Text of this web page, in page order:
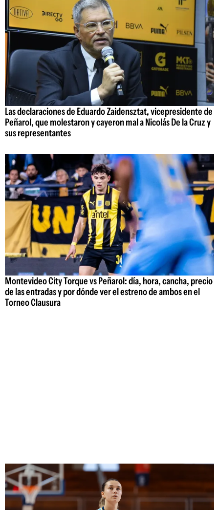
Las declaraciones de Eduardo Zaidensztat, vicepresidente de
Peñarol, que molestaron y cayeron mal a Nicolás De la Cruz y
sus representantes
Montevideo City Torque vs Peñarol: día, hora, cancha, precio
de las entradas y por dónde ver el estreno de ambos en el
Torneo Clausura